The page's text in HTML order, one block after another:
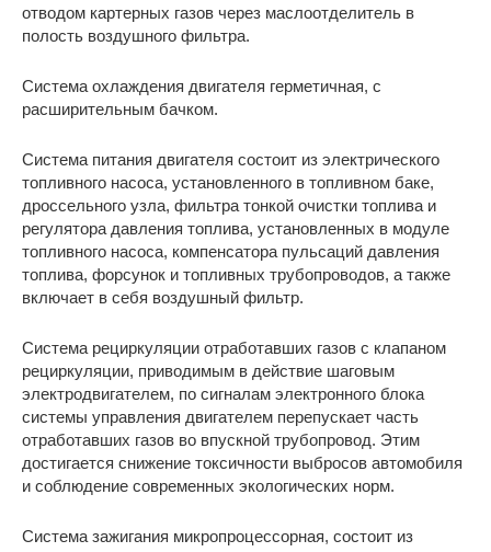
отводом картерных газов через маслоотделитель в
полость воздушного фильтра.
Система охлаждения двигателя герметичная, с
расширительным бачком.
Система питания двигателя состоит из электрического
топливного насоса, установленного в топливном баке,
дроссельного узла, фильтра тонкой очистки топлива и
регулятора давления топлива, установленных в модуле
топливного насоса, компенсатора пульсаций давления
топлива, форсунок и топливных трубопроводов, а также
включает в себя воздушный фильтр.
Система рециркуляции отработавших газов с клапаном
рециркуляции, приводимым в действие шаговым
электродвигателем, по сигналам электронного блока
системы управления двигателем перепускает часть
отработавших газов во впускной трубопровод. Этим
достигается снижение токсичности выбросов автомобиля
и соблюдение современных экологических норм.
Система зажигания микропроцессорная, состоит из